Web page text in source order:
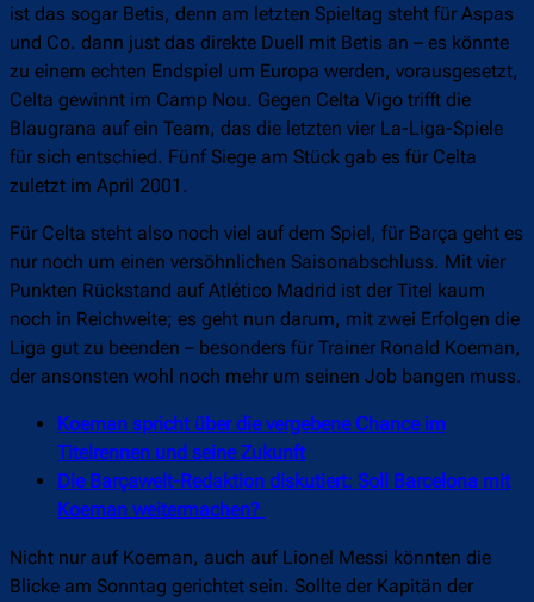
ist das sogar Betis, denn am letzten Spieltag steht für Aspas
und Co. dann just das direkte Duell mit Betis an – es könnte
zu einem echten Endspiel um Europa werden, vorausgesetzt,
Celta gewinnt im Camp Nou. Gegen Celta Vigo trifft die
Blaugrana auf ein Team, das die letzten vier La-Liga-Spiele
für sich entschied. Fünf Siege am Stück gab es für Celta
zuletzt im April 2001.
Für Celta steht also noch viel auf dem Spiel, für Barça geht es
nur noch um einen versöhnlichen Saisonabschluss. Mit vier
Punkten Rückstand auf Atlético Madrid ist der Titel kaum
noch in Reichweite; es geht nun darum, mit zwei Erfolgen die
Liga gut zu beenden – besonders für Trainer Ronald Koeman,
der ansonsten wohl noch mehr um seinen Job bangen muss.
Koeman spricht über die vergebene Chance im
Titelrennen und seine Zukunft
Die Barçawelt-Redaktion diskutiert: Soll Barcelona mit
Koeman weitermachen?
Nicht nur auf Koeman, auch auf Lionel Messi könnten die
Blicke am Sonntag gerichtet sein. Sollte der Kapitän der